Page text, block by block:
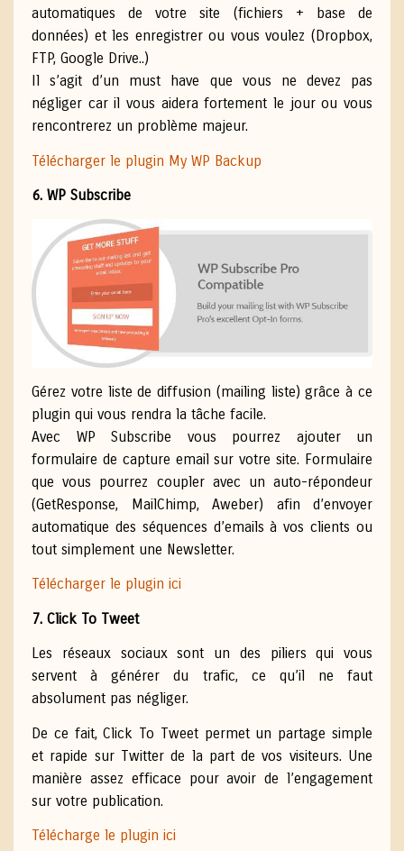
automatiques de votre site (fichiers + base de
données) et les enregistrer ou vous voulez (Dropbox,
FTP, Google Drive..)
Il s’agit d’un must have que vous ne devez pas
négliger car il vous aidera fortement le jour ou vous
rencontrerez un problème majeur.
Télécharger le plugin My WP Backup
6. WP Subscribe
Gérez votre liste de diffusion (mailing liste) grâce à ce
plugin qui vous rendra la tâche facile.
Avec WP Subscribe vous pourrez ajouter un
formulaire de capture email sur votre site. Formulaire
que vous pourrez coupler avec un auto-répondeur
(GetResponse, MailChimp, Aweber) afin d’envoyer
automatique des séquences d’emails à vos clients ou
tout simplement une Newsletter.
Télécharger le plugin ici
7. Click To Tweet
Les réseaux sociaux sont un des piliers qui vous
servent à générer du trafic, ce qu’il ne faut
absolument pas négliger.
De ce fait, Click To Tweet permet un partage simple
et rapide sur Twitter de la part de vos visiteurs. Une
manière assez efficace pour avoir de l’engagement
sur votre publication.
Télécharge le plugin ici